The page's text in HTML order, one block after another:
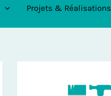
Projets & Réalisations